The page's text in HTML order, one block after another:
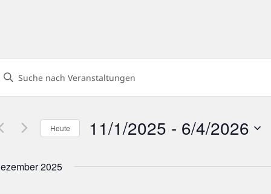
Heute 11/1/2025 - 6/4/2026
wählen.
2025